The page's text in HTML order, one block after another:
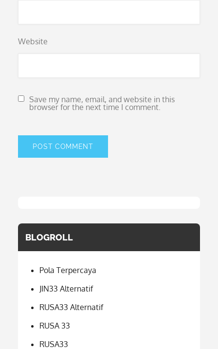
Website
Save my name, email, and website in this
browser for the next time I comment.
BLOGROLL
Pola Terpercaya
JIN33 Alternatif
RUSA33 Alternatif
RUSA 33
RUSA33